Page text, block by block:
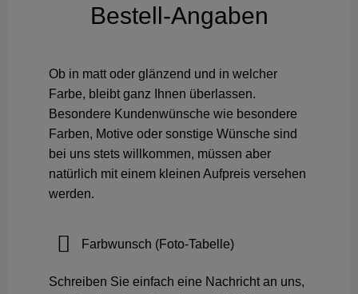
Bestell-Angaben
Ob in matt oder glänzend und in welcher
Farbe, bleibt ganz Ihnen überlassen.
Besondere Kundenwünsche wie besondere
Farben, Motive oder sonstige Wünsche sind
bei uns stets willkommen, müssen aber
natürlich mit einem kleinen Aufpreis versehen
werden.
Farbwunsch (Foto-Tabelle)
Schreiben Sie einfach eine Nachricht an uns,